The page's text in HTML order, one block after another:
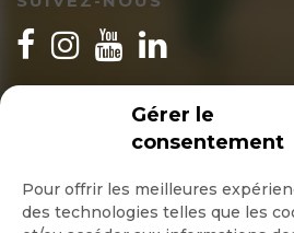
Gérer le
consentement
Pour offrir les meilleures
des technologies telles que les
INSCRIPTION NEWSLETTER
Quotidienne